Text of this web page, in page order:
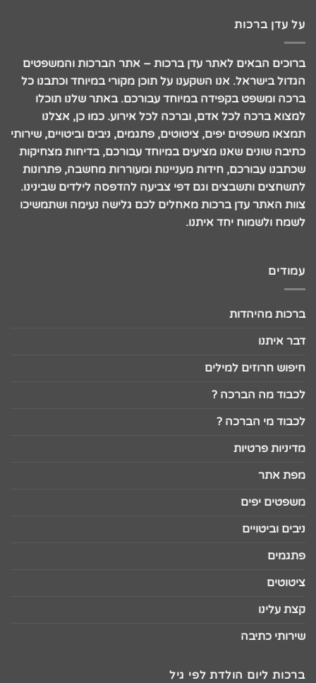
על עדן ברכות
ברוכים הבאים לאתר עדן ברכות – אתר הברכות והמשפטים
הגדול בישראל. אנו השקענו על תוכן מקורי במיוחד וכתבנו כל
ברכה ומשפט בקפידה במיוחד עבורכם. באתר שלנו תוכלו
למצוא ברכה לכל אדם, וברכה לכל אירוע. כמו כן, אצלנו
תמצאו משפטים יפים, ציטוטים, פתגמים, ניבים וביטויים, שירותי
כתיבה שונים שאנו מציעים במיוחד עבורכם, בדיחות מצחיקות
שכתבנו עבורכם, חידות מעניינות ומעוררות מחשבה, פתרונות
לתשחצים ותשבצים וגם דפי צביעה להדפסה לילדים שבינינו.
צוות האתר עדן ברכות מאחלים לכם גלישה נעימה ושתמשיכו
לשמח ולשמוח יחד איתנו.
עמודים
ברכות מהיהדות
דבר איתנו
חיפוש חרוזים למילים
לכבוד מה הברכה ?
לכבוד מי הברכה ?
מדיניות פרטיות
מפת אתר
משפטים יפים
ניבים וביטויים
פתגמים
ציטוטים
קצת עלינו
שירותי כתיבה
ברכות ליום הולדת לפי גיל